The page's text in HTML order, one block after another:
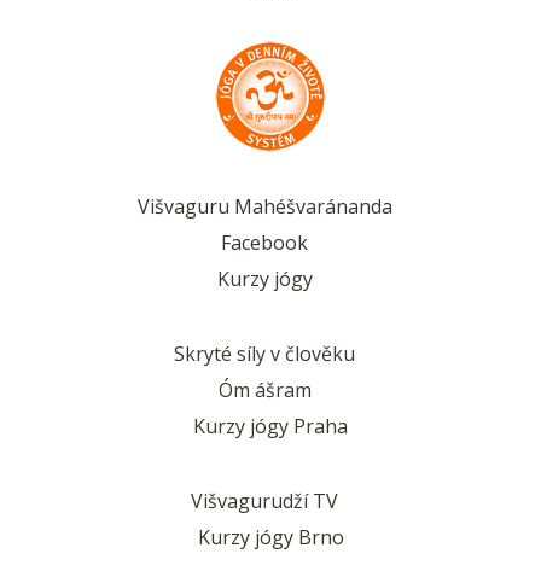
Višvaguru Mahéšvaránanda
Facebook
Kurzy jógy
Skryté síly v člověku
Óm ášram
Kurzy jógy Praha
Višvagurudží TV
Kurzy jógy Brno